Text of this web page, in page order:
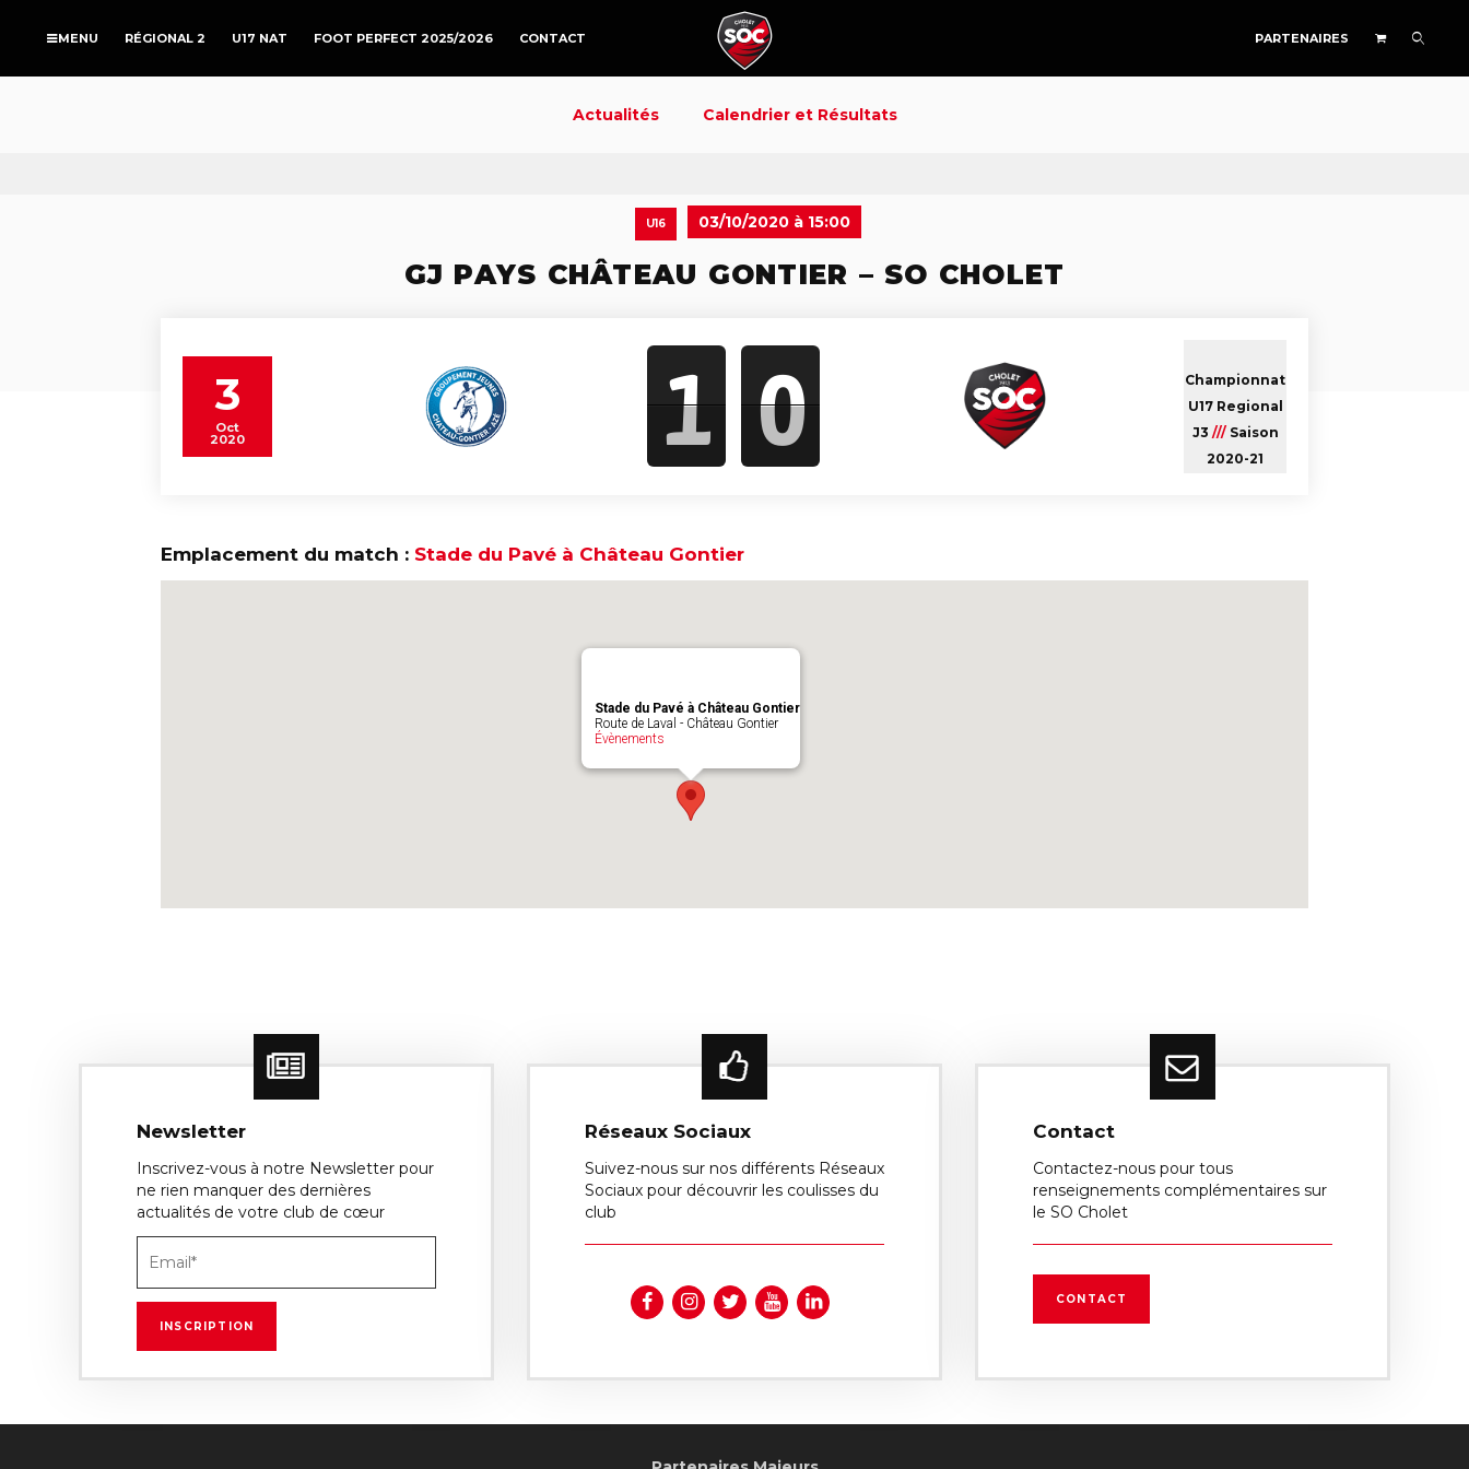
RÉGIONAL 2 U17 NAT FOOT PERFECT 2025/2026 CONTACT PARTENAIRES
Actualités Calendrier et Résultats
U16 03/10/2020 à 15:00
GJ PAYS CHÂTEAU GONTIER – SO CHOLET
3
Oct
2020 1 0
Championnat
U17 Regional
J3 ///Saison
2020-21
Emplacement du match : Stade du Pavé à Château Gontier
Stade du Pavé à Château Gontier
Route de Laval - Château Gontier
Évènements
Newsletter
Inscrivez-vous à notre Newsletter pour
ne rien manquer des dernières
actualités de votre club de cœur
Réseaux Sociaux
Suivez-nous sur nos différents Réseaux
Sociaux pour découvrir les coulisses du
club
Contact
Contactez-nous pour tous
renseignements complémentaires sur
le SO Cholet
CONTACT